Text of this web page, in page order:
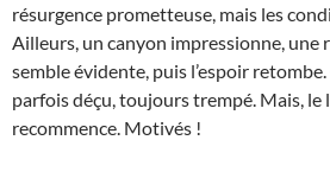
résurgence prometteuse, mais les
Ailleurs, un canyon impressionne, une
semble évidente, puis l’espoir
parfois déçu, toujours trempé. Mais, le
recommence. Motivés !